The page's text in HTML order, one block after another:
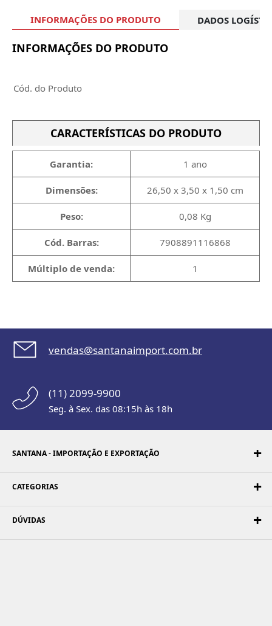
INFORMAÇÕES DO PRODUTO DADOS
INFORMAÇÕES DO PRODUTO
Cód. do Produto
CARACTERÍSTICAS DO PRODUTO
Garantia: 1 ano
Dimensões: 26,50 x 3,50 x 1,50 cm
Peso: 0,08 Kg
Cód. Barras: 7908891116868
Múltiplo de venda: 1
vendas@santanaimport.com.br
(11) 2099-9900
Seg. à Sex. das 08:15h às 18h
SANTANA - IMPORTAÇÃO E EXPORTAÇÃO
CATEGORIAS
DÚVIDAS